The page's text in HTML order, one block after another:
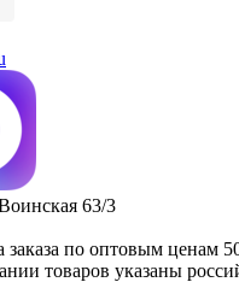
63/3
по оптовым ценам
товаров указаны